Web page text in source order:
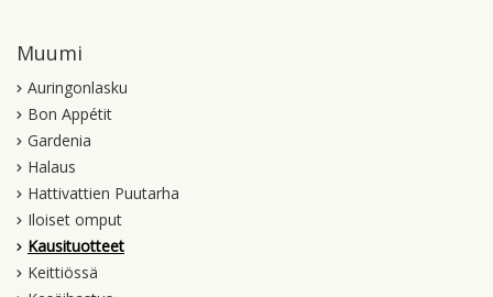
Muumi
Auringonlasku
Bon Appétit
Gardenia
Halaus
Hattivattien Puutarha
Iloiset omput
Kausituotteet
Keittiössä